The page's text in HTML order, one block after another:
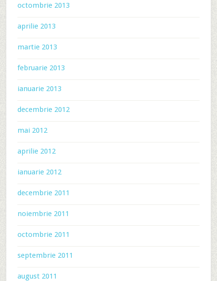
octombrie 2013
aprilie 2013
martie 2013
februarie 2013
ianuarie 2013
decembrie 2012
mai 2012
aprilie 2012
ianuarie 2012
decembrie 2011
noiembrie 2011
octombrie 2011
septembrie 2011
august 2011